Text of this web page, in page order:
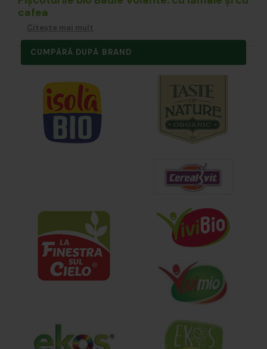
cafea
Citește mai mult
CUMPĂRĂ DUPĂ BRAND